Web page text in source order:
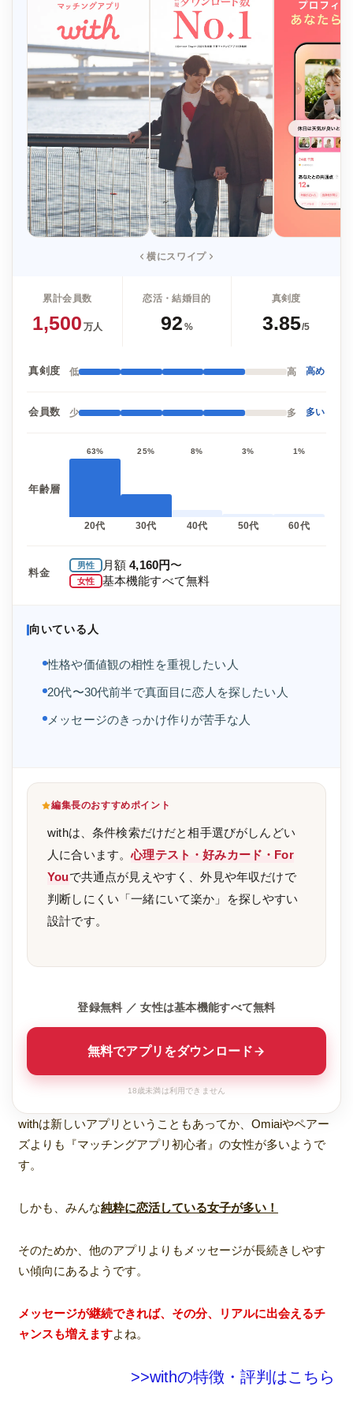
横にスワイプ
累計会員数
1,500 万人
恋活・結婚目的
92 %
真剣度
3.85/5
真剣度 低 高 高め
会員数 少 多 多い
年齢層
63%
20代
25%
30代
8%
40代
3%
50代
1%
60代
料金
男性 月額4,160円〜
女性 基本機能すべて無料
向いている人
性格や価値観の相性を重視したい人
20代〜30代前半で真面目に恋人を探したい人
メッセージのきっかけ作りが苦手な人
編集長のおすすめポイント
withは、条件検索だけだと相手選びがしんどい
人に合います。心理テスト・好みカード・For
Youで共通点が見えやすく、外見や年収だけで
判断しにくい「一緒にいて楽か」を探しやすい
設計です。
登録無料 ／ 女性は基本機能すべて無料
無料でアプリをダウンロード
18歳未満は利用できません
withは新しいアプリということもあってか、Omiaiやペアー
ズよりも『マッチングアプリ初心者』の女性が多いようで
す。
しかも、みんな純粋に恋活している女子が多い！
そのためか、他のアプリよりもメッセージが長続きしやす
い傾向にあるようです。
メッセージが継続できれば、その分、リアルに出会えるチ
ャンスも増えますよね。
>>withの特徴・評判はこちら